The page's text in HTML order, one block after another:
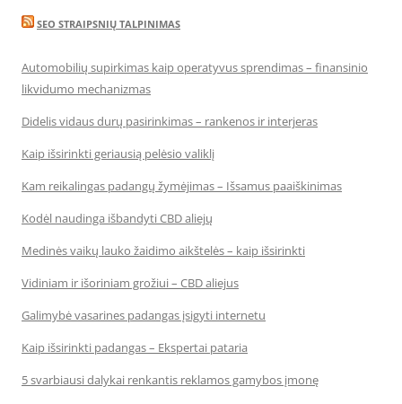
SEO STRAIPSNIŲ TALPINIMAS
Automobilių supirkimas kaip operatyvus sprendimas – finansinio
likvidumo mechanizmas
Didelis vidaus durų pasirinkimas – rankenos ir interjeras
Kaip išsirinkti geriausią pelėsio valiklį
Kam reikalingas padangų žymėjimas – Išsamus paaiškinimas
Kodėl naudinga išbandyti CBD aliejų
Medinės vaikų lauko žaidimo aikštelės – kaip išsirinkti
Vidiniam ir išoriniam grožiui – CBD aliejus
Galimybė vasarines padangas įsigyti internetu
Kaip išsirinkti padangas – Ekspertai pataria
5 svarbiausi dalykai renkantis reklamos gamybos įmonę